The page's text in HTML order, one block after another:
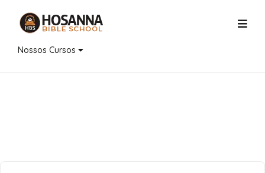
Nossos Cursos